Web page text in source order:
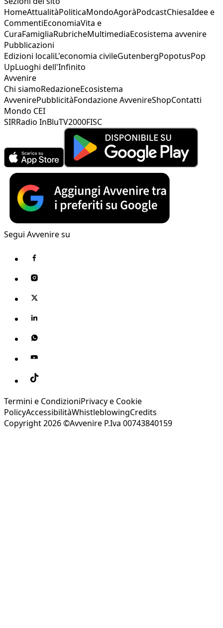
HomeAttualitàPoliticaMondoAgoràPodcastChiesaIdee e
CommentiEconomiaVita e
CuraFamigliaRubricheMultimediaEcosistema avvenire
Pubblicazioni
Edizioni localiL'economia civileGutenbergPopotusPop
UpLuoghi dell'Infinito
Avvenire
Chi siamoRedazioneEcosistema
AvvenirePubblicitàFondazione AvvenireShopContatti
Mondo CEI
SIRRadio InBluTV2000FISC
Segui Avvenire su
Termini e CondizioniPrivacy e Cookie
PolicyAccessibilitàWhistleblowingCredits
Copyright 2026 ©Avvenire P.Iva 00743840159